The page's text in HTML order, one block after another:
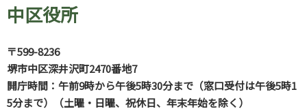
中区役所
〒599-8236
堺市中区深井沢町2470番地7
開庁時間：午前9時から午後5時30分まで（窓口受付は午後5時1
5分まで）（土曜・日曜、祝休日、年末年始を除く）